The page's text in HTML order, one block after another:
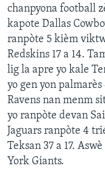
chanpyona football
kapote Dallas
ranpòte 5 kièm
Redskins 17 a 14.
lig la apre yo kale
yo gen yon
Ravens nan menm
yo ranpòte devan
Jaguars ranpòte 4
Teksan 37 a 17.
York Giants.